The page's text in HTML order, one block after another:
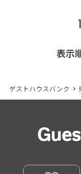
表示
ゲストハウスバンク >